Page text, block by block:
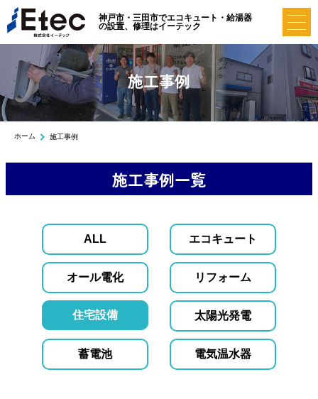
神戸市・三田市でエコキュート・給湯器
の設置、修理はイーテック
施工事例
ホーム 施工事例
施工事例一覧
ALL エコキュート
オール電化 リフォーム
住宅設備 太陽光発電
蓄電池 電気温水器